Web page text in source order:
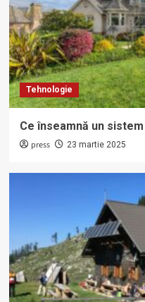
Tehnologie
Ce înseamnă un
press 23 martie 2025